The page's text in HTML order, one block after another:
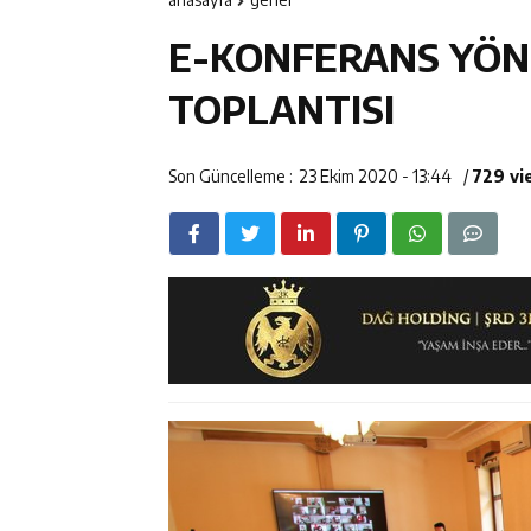
Milli
14:26 Geleceğin
E-KONFERANS
TOPLANTISI
Son Güncelleme : 23 Ekim 2020 - 13:44 /729